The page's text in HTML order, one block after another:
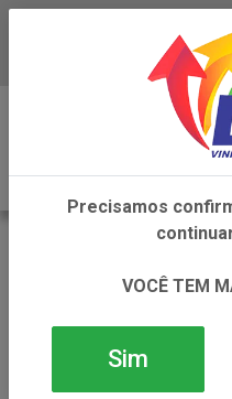
Precisamos
VOCÊ TEM
Sim